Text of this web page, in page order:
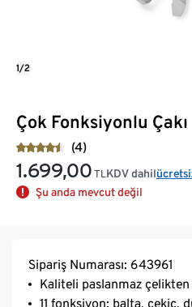
Çok Fonksiyonlu Çakı
(4)
1.699,00 TL KDV dahil
Şu anda mevcut değil
1/2
Sipariş Numarası: 643961
Kaliteli paslanmaz
11 fonksiyon: balta, çekiç,